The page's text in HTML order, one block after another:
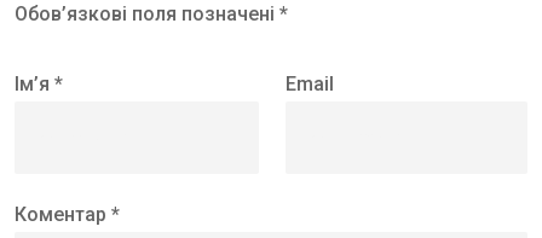
Обов’язкові поля позначені *
Ім’я * Email
Коментар *